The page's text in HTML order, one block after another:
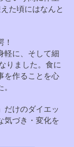
た頃にはなんと
軽に、そして細
りました。食に
を作ることを心
だけのダイエッ
気づき・変化を